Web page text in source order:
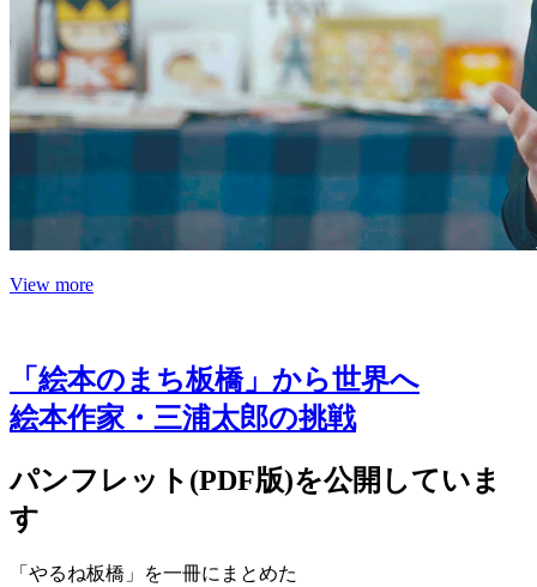
View more
「絵本のまち板橋」から世界へ
絵本作家・三浦太郎の挑戦
パンフレット(PDF版)を公開していま
す
「やるね板橋」を一冊にまとめた